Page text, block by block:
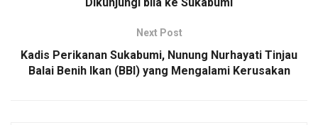
p
Next Post
Kadis Perikanan Sukabumi, Nunung Nurhayati Tinjau
Balai Benih Ikan (BBI) yang Mengalami Kerusakan